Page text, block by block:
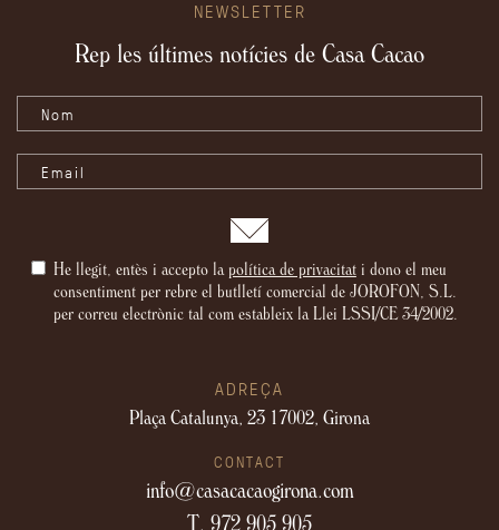
NEWSLETTER
Rep les últimes notícies de Casa Cacao
He llegit, entès i accepto la política de privacitati dono el meu
consentiment per rebre el butlletí comercial de JOROFON, S.L.
per correu electrònic tal com estableix la Llei LSSI/CE 34/2002.
ADREÇA
Plaça Catalunya, 23 17002, Girona
CONTACT
info@casacacaogirona.com
T. 972 905 905